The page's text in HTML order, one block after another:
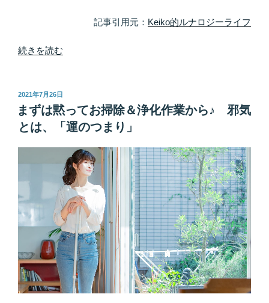
己
の
記事引用元： Keiko的ルナロジーライフ
“心
ラ
ダ、
ど
ち
ら
の
声
も
聴
け
い
ま
す
か？
続きを読む
投
稿
日:
2021年7月26日
まずは黙ってお掃除＆浄化作業から♪ 邪気
とは、「運のつまり」